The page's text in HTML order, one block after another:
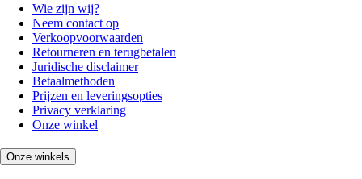
Wie zijn wij?
Neem contact op
Verkoopvoorwaarden
Retourneren en terugbetalen
Juridische disclaimer
Betaalmethoden
Prijzen en leveringsopties
Privacy verklaring
Onze winkel
Onze winkels